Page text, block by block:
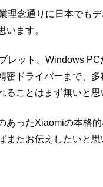
理念通りに日本でも
います。
レット、Windows
密ドライバーまで、
ることはまず無いと
あったXiaomiの本格
たお伝えしたいと思